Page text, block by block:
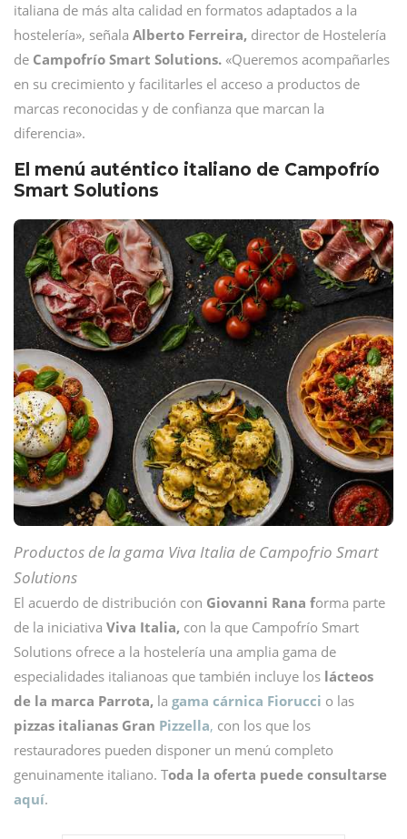
italiana de más alta calidad en formatos adaptados a la
hostelería», señala Alberto Ferreira, director de Hostelería
de Campofrío Smart Solutions. «Queremos acompañarles
en su crecimiento y facilitarles el acceso a productos de
marcas reconocidas y de confianza que marcan la
diferencia».
El menú auténtico italiano de Campofrío
Smart Solutions
Productos de la gama Viva Italia de Campofrio Smart
Solutions
El acuerdo de distribución con Giovanni Rana forma parte
de la iniciativa Viva Italia, con la que Campofrío Smart
Solutions ofrece a la hostelería una amplia gama de
especialidades italianoas que también incluye los lácteos
de la marca Parrota, la gama cárnica Fiorucci o las
pizzas italianas Gran Pizzella, con los que los
restauradores pueden disponer un menú completo
genuinamente italiano. Toda la oferta puede consultarse
aquí.